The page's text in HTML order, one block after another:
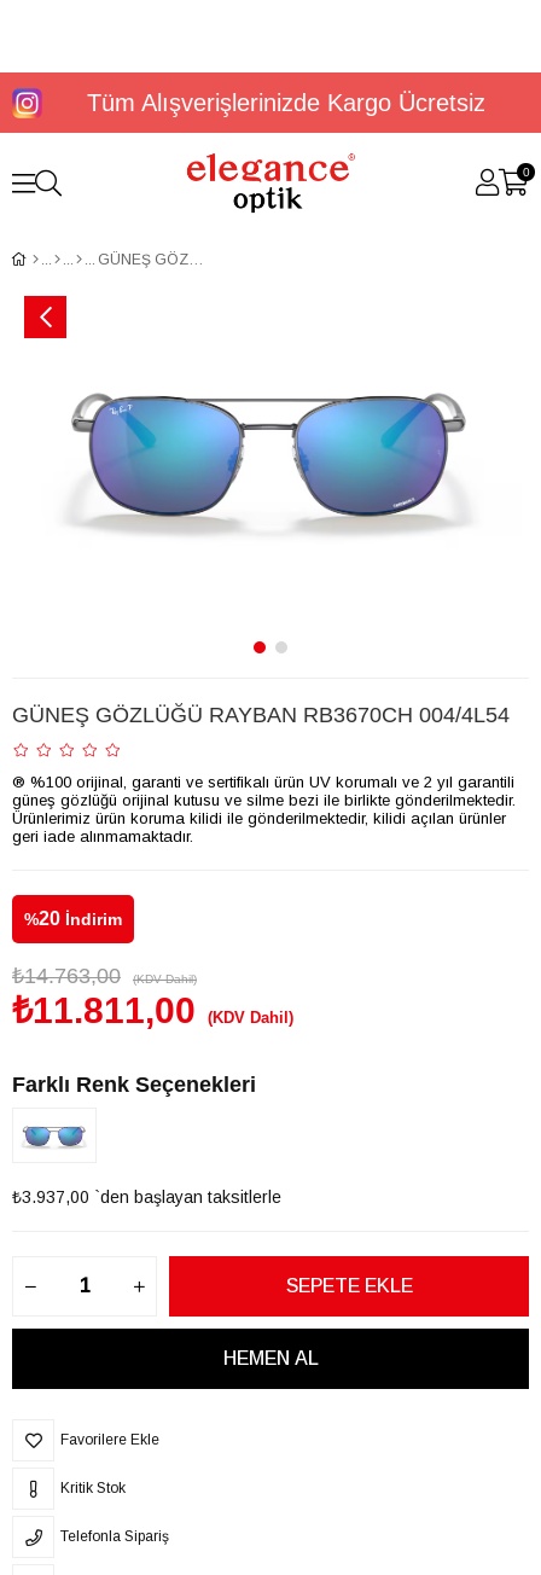
Tüm Alışverişlerinizde Kargo Ücretsiz
0
GÜNEŞ GÖZLÜĞÜ RAYBAN RB3670CH 004/4L54
GÜNEŞ GÖZLÜĞÜ RAYBAN RB3670CH 004/4L54
® %100 orijinal, garanti ve sertifikalı ürün UV korumalı ve 2 yıl garantili
güneş gözlüğü orijinal kutusu ve silme bezi ile birlikte gönderilmektedir.
Ürünlerimiz ürün koruma kilidi ile gönderilmektedir, kilidi açılan ürünler
geri iade alınmamaktadır.
%20 İndirim
₺14.763,00 (KDV Dahil)
₺11.811,00 (KDV Dahil)
Farklı Renk Seçenekleri
₺3.937,00 `den başlayan taksitlerle
Favorilere Ekle
Kritik Stok
Telefonla Sipariş